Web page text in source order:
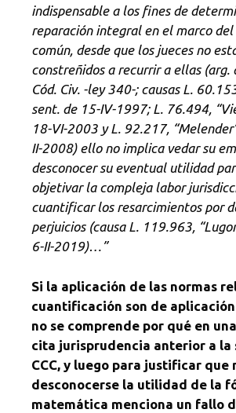
indispensable a los fines de
reparación integral en el marco del
común, desde que los jueces no
constreñidos a recurrir a ellas (arg.
Cód. Civ. -ley 340-; causas L.
sent. de 15-IV-1997; L. 76.494,
18-VI-2003 y L. 92.217,
II-2008) ello no implica vedar su
desconocer su eventual utilidad
objetivar la compleja labor
cuantificar los resarcimientos por
perjuicios (causa L. 119.963,
6-II-2019)…”
Si la aplicación de las normas
cuantificación son de
no se comprende por qué en
cita jurisprudencia anterior a la
CCC, y luego para justificar que
desconocerse la utilidad de la
matemática menciona un fallo